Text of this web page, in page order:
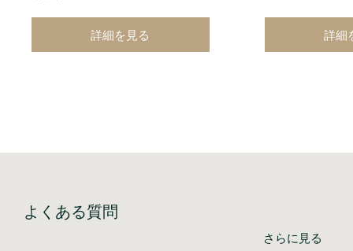
詳細を見る 詳細
よくある質問
さらに見る